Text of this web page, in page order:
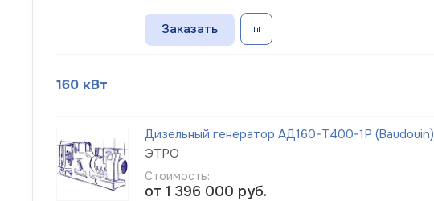
Заказать
160 кВт
Дизельный генератор АД160-Т400-1Р (Baudouin)
ЭТРО
Стоимость:
от 1 396 000 руб.